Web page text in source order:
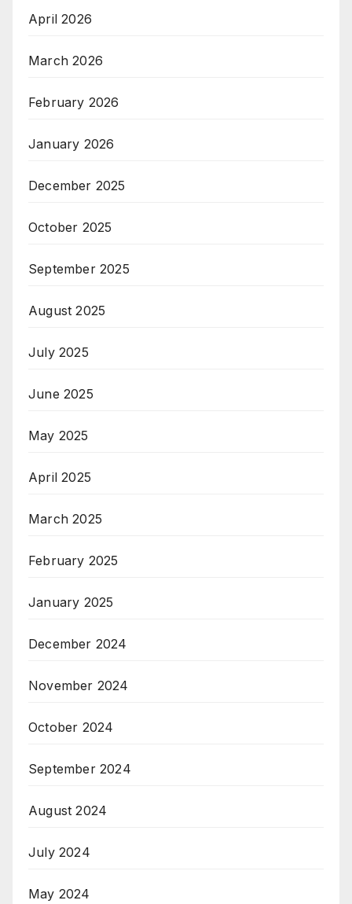
April 2026
March 2026
February 2026
January 2026
December 2025
October 2025
September 2025
August 2025
July 2025
June 2025
May 2025
April 2025
March 2025
February 2025
January 2025
December 2024
November 2024
October 2024
September 2024
August 2024
July 2024
May 2024